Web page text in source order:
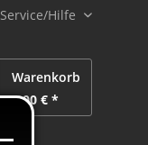
Service/Hilfe
Warenkorb
0,00 € *